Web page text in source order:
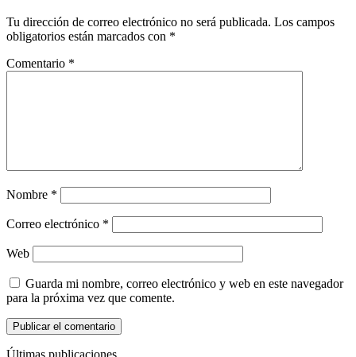
Tu dirección de correo electrónico no será publicada. Los campos
obligatorios están marcados con *
Comentario *
Nombre *
Correo electrónico *
Web
Guarda mi nombre, correo electrónico y web en este navegador
para la próxima vez que comente.
Últimas publicaciones